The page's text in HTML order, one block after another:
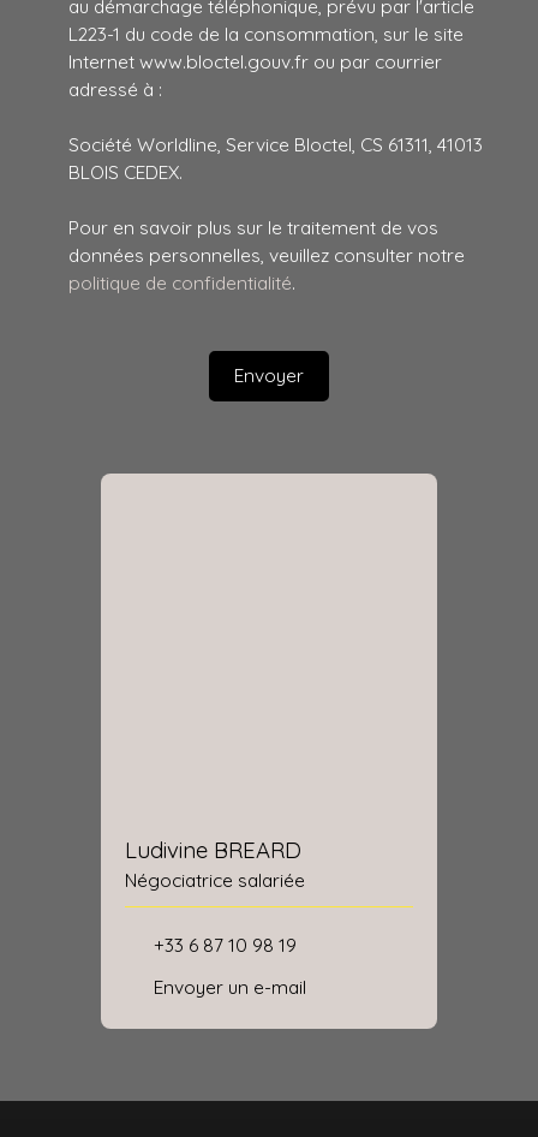
au démarchage téléphonique, prévu par l'article
L223-1 du code de la consommation, sur le site
Internet www.bloctel.gouv.fr ou par courrier
adressé à :
Société Worldline, Service Bloctel, CS 61311, 41013
BLOIS CEDEX.
Pour en savoir plus sur le traitement de vos
données personnelles, veuillez consulter notre
politique de confidentialité.
Envoyer
Ludivine BREARD
Négociatrice salariée
+33 6 87 10 98 19
Envoyer un e-mail